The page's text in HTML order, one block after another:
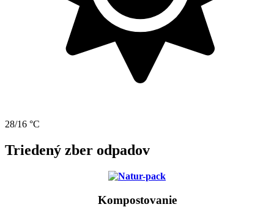
28/16 °C
Triedený zber odpadov
Kompostovanie